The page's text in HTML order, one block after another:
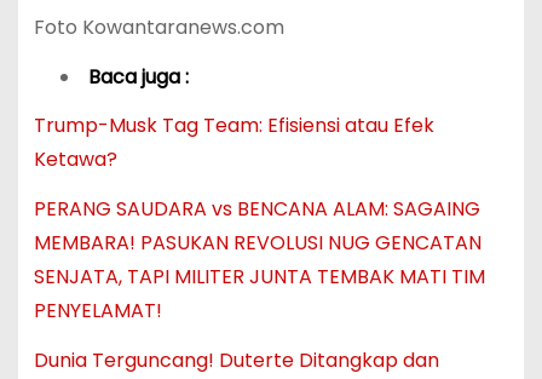
Foto Kowantaranews.com
Baca juga :
Trump-Musk Tag Team: Efisiensi atau Efek
Ketawa?
PERANG SAUDARA vs BENCANA ALAM: SAGAING
MEMBARA! PASUKAN REVOLUSI NUG GENCATAN
SENJATA, TAPI MILITER JUNTA TEMBAK MATI TIM
PENYELAMAT!
Dunia Terguncang! Duterte Ditangkap dan